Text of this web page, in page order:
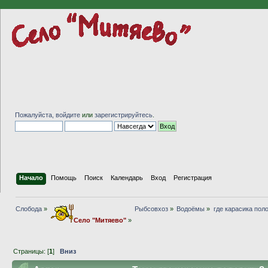
Пожалуйста, войдите или зарегистрируйтесь
Начало Помощь Поиск Календарь Вход Регистрация
Слобода »
Село "Митяево"»
Рыбсовхоз» Водоёмы » где карасика
Страницы: [1]Вниз